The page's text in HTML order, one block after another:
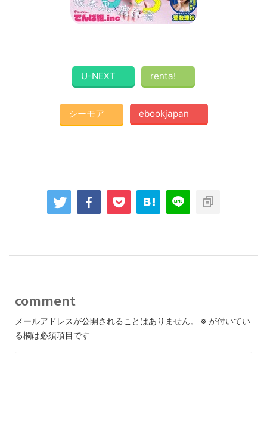
U-NEXT renta!
シーモア ebookjapan
comment
メールアドレスが公開されることはありません。 ※ が付いてい
る欄は必須項目です